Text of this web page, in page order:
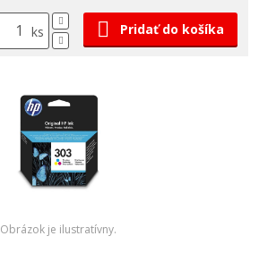
ks Pridať do košíka
Obrázok je ilustratívny.